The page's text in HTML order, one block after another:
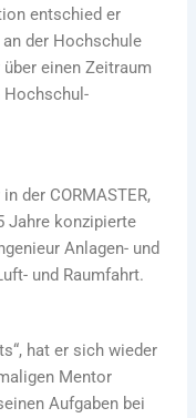
entschied er
der Hochschule
einen Zeitraum
Hochschul-
der CORMASTER,
Jahre konzipierte
Anlagen- und
und Raumfahrt.
hat er sich wieder
Mentor
Aufgaben bei